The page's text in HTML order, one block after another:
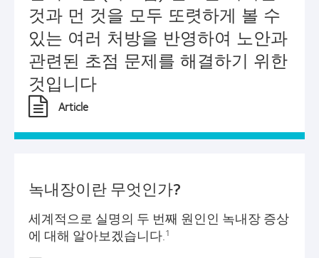
것과 먼 것을 모두 또렷하게 볼 수
있는 여러 처방을 반영하여 노안과
관련된 초점 문제를 해결하기 위한
것입니다
Article
녹내장이란 무엇인가?
세계적으로 실명의 두 번째 원인인 녹내장 증상
에 대해 알아보겠습니다.1